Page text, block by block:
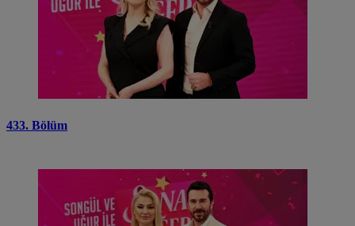
433. Bölüm